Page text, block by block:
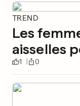
TREND
Les
aisselles
1 0